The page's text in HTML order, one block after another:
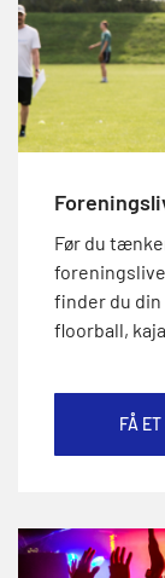
Før du
finder du
floorball,
FÅ